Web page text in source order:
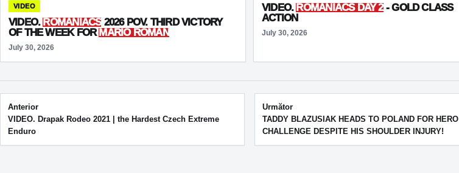
VIDEO
VIDEO.ROMANIACS 2026 POV. THIRD VICTORY
OF THE WEEK FORMARIO ROMAN
July 30, 2026
VIDEO.ROMANIACS DAY 2- GOLD CLASS
ACTION
July 30, 2026
Post navigation
Anterior
VIDEO. Drapak Rodeo 2021 | the Hardest Czech Extreme
Enduro
Următor
TADDY BLAZUSIAK HEADS TO POLAND FOR HERO
CHALLENGE DESPITE HIS SHOULDER INJURY!